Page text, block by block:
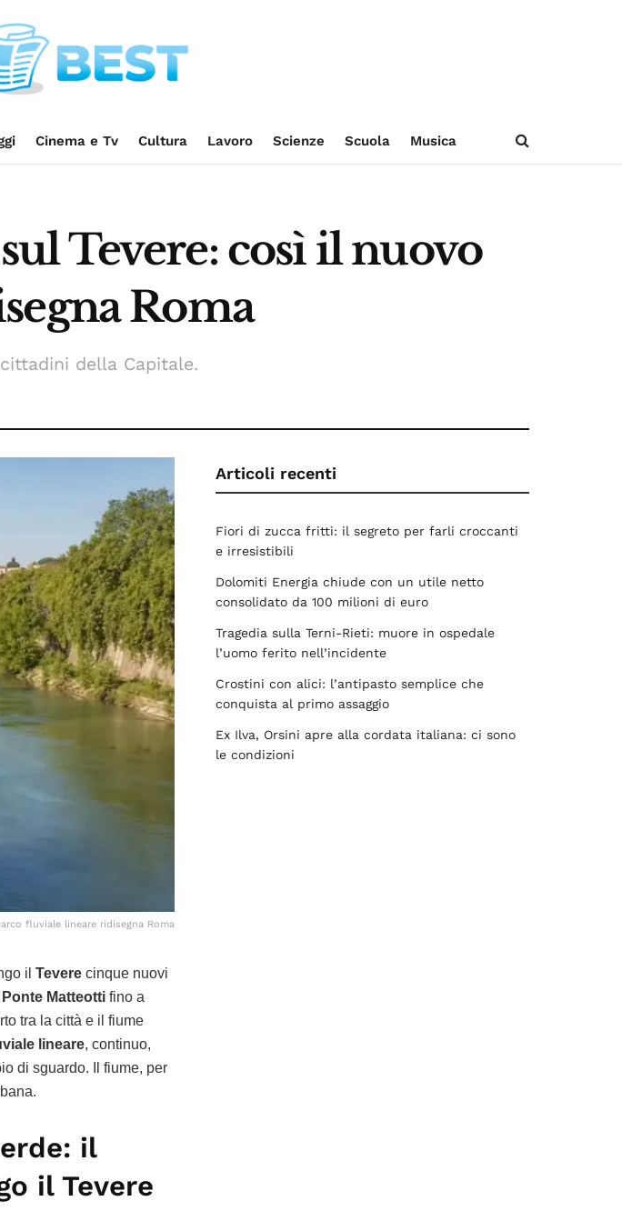
Cinema e Tv Cultura Lavoro Scienze Scuola Musica
Tevere: così il nuovo
Roma
della Capitale.
fluviale lineare ridisegna Roma
il Tevere cinque nuovi
Ponte Matteotti fino a
tra la città e il fiume
lineare, continuo,
di sguardo. Il fiume, per
il
il Tevere
Articoli recenti
Fiori di zucca fritti: il segreto per farli croccanti
e irresistibili
Dolomiti Energia chiude con un utile netto
consolidato da 100 milioni di euro
Tragedia sulla Terni-Rieti: muore in ospedale
l’uomo ferito nell’incidente
Crostini con alici: l’antipasto semplice che
conquista al primo assaggio
Ex Ilva, Orsini apre alla cordata italiana: ci sono
le condizioni